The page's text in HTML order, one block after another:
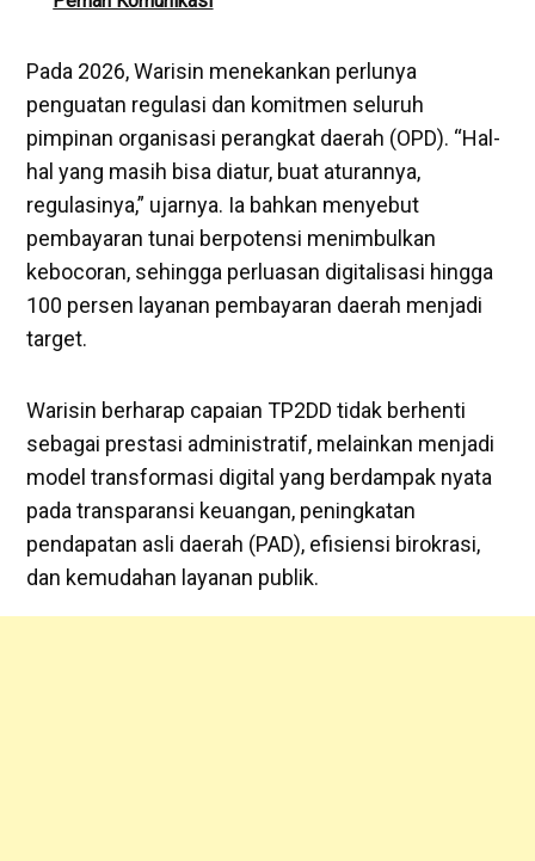
‎Pada 2026, Warisin menekankan perlunya
penguatan regulasi dan komitmen seluruh
pimpinan organisasi perangkat daerah (OPD). “Hal-
hal yang masih bisa diatur, buat aturannya,
regulasinya,” ujarnya. Ia bahkan menyebut
pembayaran tunai berpotensi menimbulkan
kebocoran, sehingga perluasan digitalisasi hingga
100 persen layanan pembayaran daerah menjadi
target.
Warisin berharap capaian TP2DD tidak berhenti
sebagai prestasi administratif, melainkan menjadi
model transformasi digital yang berdampak nyata
pada transparansi keuangan, peningkatan
pendapatan asli daerah (PAD), efisiensi birokrasi,
dan kemudahan layanan publik.